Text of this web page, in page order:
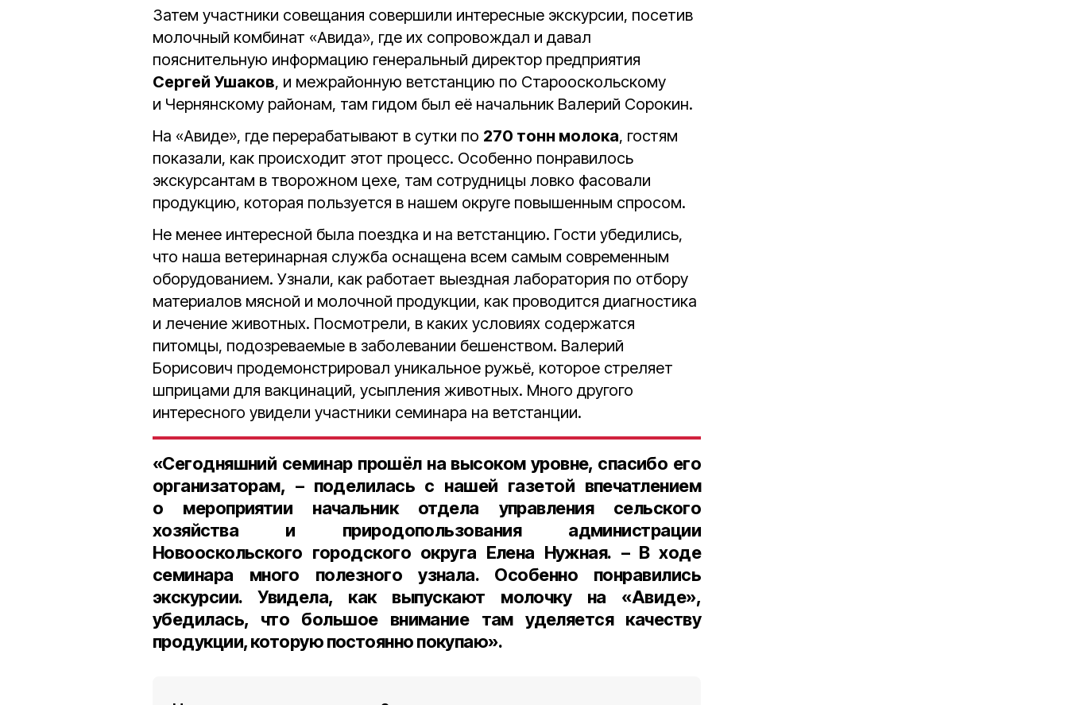
Затем участники совещания совершили интересные экскурсии, посетив
молочный комбинат «Авида», где их сопровождал и давал
пояснительную информацию генеральный директор предприятия
Сергей Ушаков, и межрайонную ветстанцию по Старооскольскому
и Чернянскому районам, там гидом был её начальник Валерий Сорокин.
На «Авиде», где перерабатывают в сутки по 270 тонн молока, гостям
показали, как происходит этот процесс. Особенно понравилось
экскурсантам в творожном цехе, там сотрудницы ловко фасовали
продукцию, которая пользуется в нашем округе повышенным спросом.
Не менее интересной была поездка и на ветстанцию. Гости убедились,
что наша ветеринарная служба оснащена всем самым современным
оборудованием. Узнали, как работает выездная лаборатория по отбору
материалов мясной и молочной продукции, как проводится диагностика
и лечение животных. Посмотрели, в каких условиях содержатся
питомцы, подозреваемые в заболевании бешенством. Валерий
Борисович продемонстрировал уникальное ружьё, которое стреляет
шприцами для вакцинаций, усыпления животных. Много другого
интересного увидели участники семинара на ветстанции.
«Сегодняшний семинар прошёл на высоком уровне, спасибо его
организаторам, – поделилась с нашей газетой впечатлением
о мероприятии начальник отдела управления сельского
хозяйства и природопользования администрации
Новооскольского городского округа Елена Нужная. – В ходе
семинара много полезного узнала. Особенно понравились
экскурсии. Увидела, как выпускают молочку на «Авиде»,
убедилась, что большое внимание там уделяется качеству
продукции, которую постоянно покупаю».